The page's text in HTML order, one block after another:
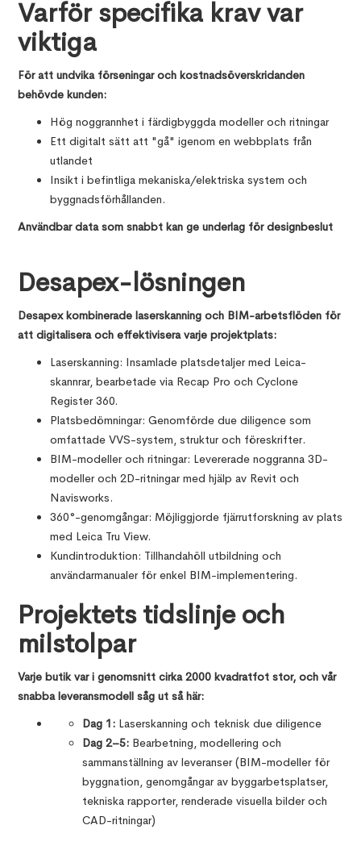
Varför specifika krav var
viktiga
För att undvika förseningar och kostnadsöverskridanden
behövde kunden:
Hög noggrannhet i färdigbyggda modeller och ritningar
Ett digitalt sätt att "gå" igenom en webbplats från
utlandet
Insikt i befintliga mekaniska/elektriska system och
byggnadsförhållanden.
Användbar data som snabbt kan ge underlag för designbeslut
Desapex-lösningen
Desapex kombinerade laserskanning och BIM-arbetsflöden för
att digitalisera och effektivisera varje projektplats:
Laserskanning: Insamlade platsdetaljer med Leica-
skannrar, bearbetade via Recap Pro och Cyclone
Register 360.
Platsbedömningar: Genomförde due diligence som
omfattade VVS-system, struktur och föreskrifter.
BIM-modeller och ritningar: Levererade noggranna 3D-
modeller och 2D-ritningar med hjälp av Revit och
Navisworks.
360°-genomgångar: Möjliggjorde fjärrutforskning av plats
med Leica Tru View.
Kundintroduktion: Tillhandahöll utbildning och
användarmanualer för enkel BIM-implementering.
Projektets tidslinje och
milstolpar
Varje butik var i genomsnitt cirka 2000 kvadratfot stor, och vår
snabba leveransmodell såg ut så här:
Dag 1: Laserskanning och teknisk due diligence
Dag 2–5: Bearbetning, modellering och
sammanställning av leveranser (BIM-modeller för
byggnation, genomgångar av byggarbetsplatser,
tekniska rapporter, renderade visuella bilder och
CAD-ritningar)